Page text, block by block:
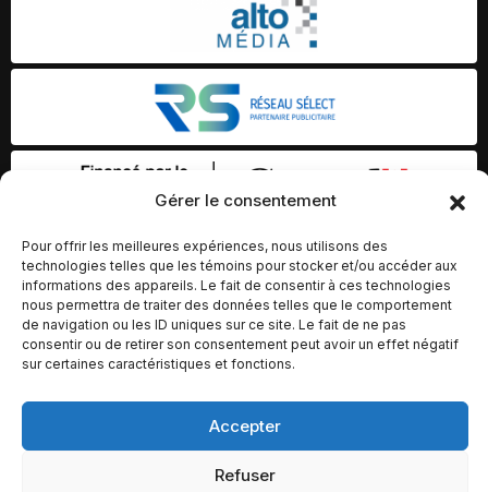
Gérer le consentement
Pour offrir les meilleures expériences, nous utilisons des
technologies telles que les témoins pour stocker et/ou accéder aux
informations des appareils. Le fait de consentir à ces technologies
nous permettra de traiter des données telles que le comportement
de navigation ou les ID uniques sur ce site. Le fait de ne pas
consentir ou de retirer son consentement peut avoir un effet négatif
sur certaines caractéristiques et fonctions.
Accepter
Refuser
© Copyright 2026 – Altomédia Inc |
Ce site internet a été conçu et développé par Chameleon Ideas